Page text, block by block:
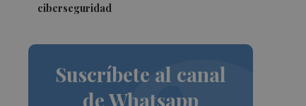
ciberseguridad
Suscríbete al canal
de Whatsapp